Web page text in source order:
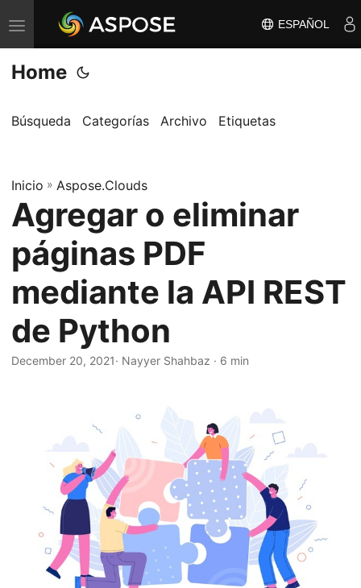
A
l
t
r
r
n
a
v
e
a
c
i
ESPAÑOL
Home
Búsqueda Categorías Archivo Etiquetas
Inicio » Aspose.Clouds
Agregar o eliminar
páginas PDF
mediante la API REST
de Python
December 20, 2021· Nayyer Shahbaz · 6 min